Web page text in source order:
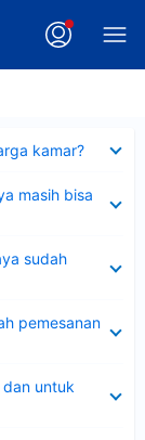
kamar?
masih bisa
sudah
pemesanan
untuk